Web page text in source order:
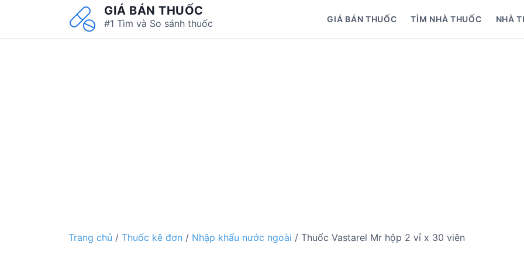
GIÁ BÁN THUỐC
#1 Tìm và So sánh thuốc GIÁ BÁN THUỐC TÌM NHÀ THUỐC NHÀ
Trang chủ / Thuốc kê đơn / Nhập khẩu nước ngoài / Thuốc Vastarel Mr hộp 2 vỉ x 30 viên